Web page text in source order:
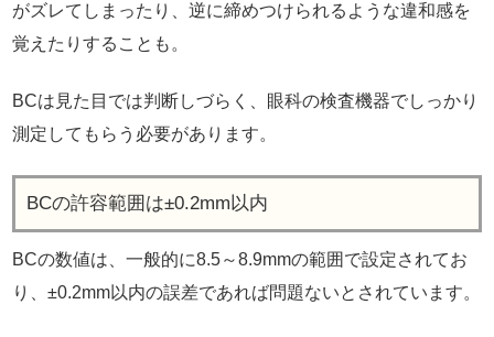
がズレてしまったり、逆に締めつけられるような違和感を
覚えたりすることも。
BCは見た目では判断しづらく、眼科の検査機器でしっかり
測定してもらう必要があります。
BCの許容範囲は±0.2mm以内
BCの数値は、一般的に8.5～8.9mmの範囲で設定されてお
り、±0.2mm以内の誤差であれば問題ないとされています。